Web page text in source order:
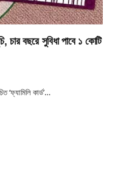
চার বছরে সুবিধা পাবে ১ কোটি
‘ফ্যামিলি কার্ড’…